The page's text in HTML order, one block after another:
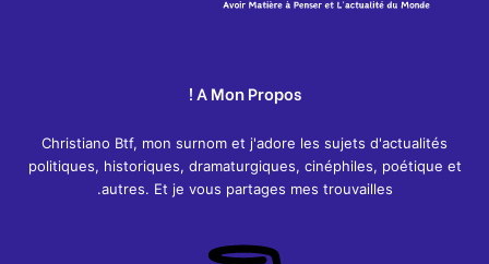
A Mon Propos !
Christiano Btf, mon surnom et j'adore les sujets d'actualités
politiques, historiques, dramaturgiques, cinéphiles, poétique et
autres. Et je vous partages mes trouvailles.